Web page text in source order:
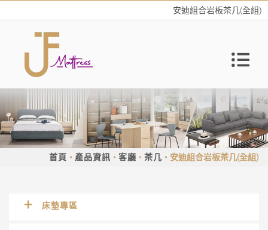
安迪組合岩板茶几(全組)
首頁 產品資訊 客廳 茶几 安迪組合岩板茶几(全組)
床墊專區